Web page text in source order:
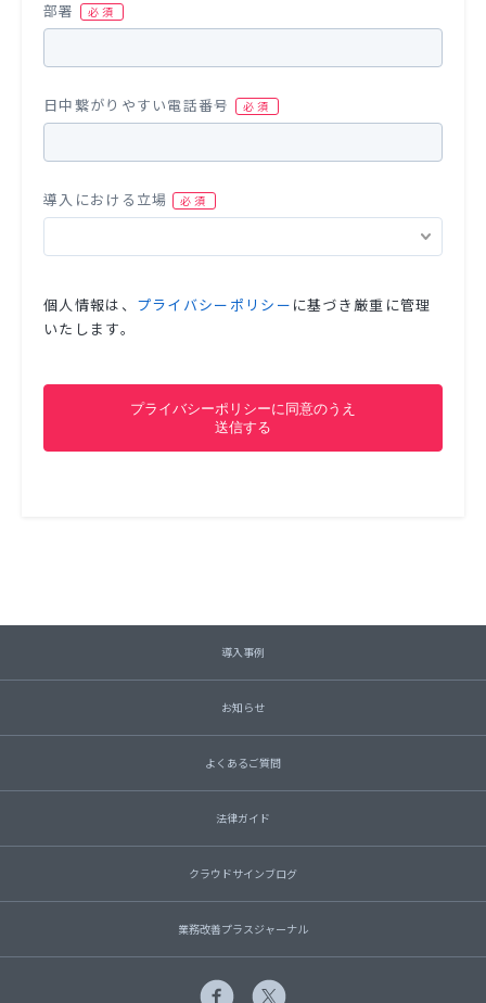
部署
日中繋がりやすい電話番号
導入における立場
個人情報は、 プライバシーポリシー に基づき厳重に管理
いたします。
導入事例
お知らせ
よくあるご質問
法律ガイド
クラウドサインブログ
業務改善プラスジャーナル